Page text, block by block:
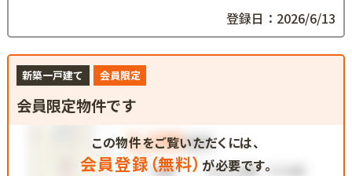
登録日：2026/6/13
新築一戸建て 会員限定
会員限定物件です
この物件をご覧いただくには、
会員登録（無料） が必要です。